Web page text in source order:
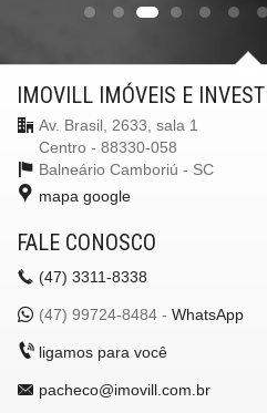
IMOVILL IMÓVEIS E
Av. Brasil, 2633, sala 1
Centro - 88330-058
Balneário Camboriú - SC
mapa google
FALE CONOSCO
(47) 3311-8338
(47) 99724-8484 - WhatsApp
ligamos para você
pacheco@imovill.com.br